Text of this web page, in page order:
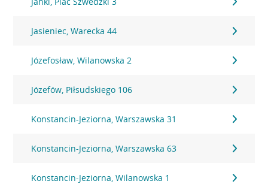
Jasieniec, Warecka 44
Józefosław, Wilanowska 2
Józefów, Piłsudskiego 106
Konstancin-Jeziorna, Warszawska 31
Konstancin-Jeziorna, Warszawska 63
Konstancin-Jeziorna, Wilanowska 1